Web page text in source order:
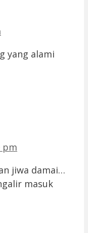
yang alami
pm
jiwa damai…
masuk